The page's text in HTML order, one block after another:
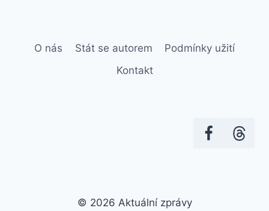
O nás Stát se autorem
Podmínky užití
Kontakt
© 2026 Aktuální zprávy